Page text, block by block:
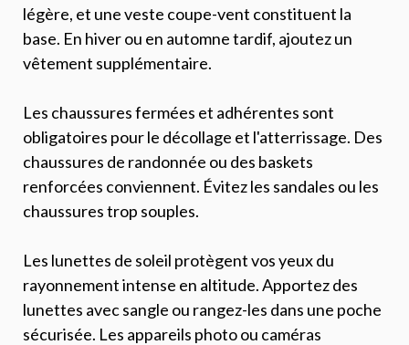
légère, et une veste coupe-vent constituent la
base. En hiver ou en automne tardif, ajoutez un
vêtement supplémentaire.
Les chaussures fermées et adhérentes sont
obligatoires pour le décollage et l'atterrissage. Des
chaussures de randonnée ou des baskets
renforcées conviennent. Évitez les sandales ou les
chaussures trop souples.
Les lunettes de soleil protègent vos yeux du
rayonnement intense en altitude. Apportez des
lunettes avec sangle ou rangez-les dans une poche
sécurisée. Les appareils photo ou caméras